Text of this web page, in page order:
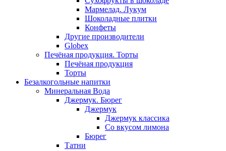
Мармелад. Лукум
Шоколадные плитки
Конфеты
Другие производители
Globex
Печёная продукция. Торты
Печёная продукция
Торты
Безалкогольные напитки
Минеральная Вода
Джермук. Бюрег
Джермук
Джермук классика
Со вкусом лимона
Бюрег
Татни